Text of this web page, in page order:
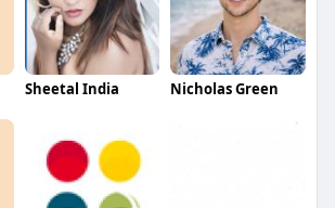
Sheetal India Nicholas Green